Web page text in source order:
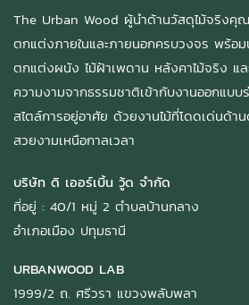
The Urban Wood ผู้นำด้านวัสดุไม้จริงคุ
ตกแต่งภายในและภายนอกครบวงจร พร้อม
ตกแต่งผนัง ไม้ฝ้าเพดาน หลังคาไม้จริง แล
ความงามจากธรรมชาติเข้ากับงานออกแบ
สไตล์การอยู่อาศัย ด้วยงานไม้ที่โดดเด่นด้
สวยงามเหนือกาลเวลา
บริษัท ดิ เออร์เบิ้น วู้ด จำกัด
ที่อยู่ : 40/1 หมู่ 2 ตำบลบ้านกลาง
อำเภอเมือง ปทุมธานี
URBANWOOD LAB
1999/2 ถ. ศรีวรา แขวงพลับพลา